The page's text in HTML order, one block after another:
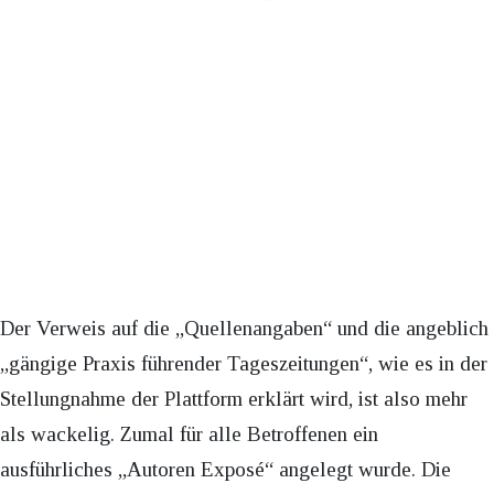
Der Verweis auf die „Quellenangaben“ und die angeblich
„gängige Praxis führender Tageszeitungen“, wie es in der
Stellungnahme der Plattform erklärt wird, ist also mehr
als wackelig. Zumal für alle Betroffenen ein
ausführliches „Autoren Exposé“ angelegt wurde. Die